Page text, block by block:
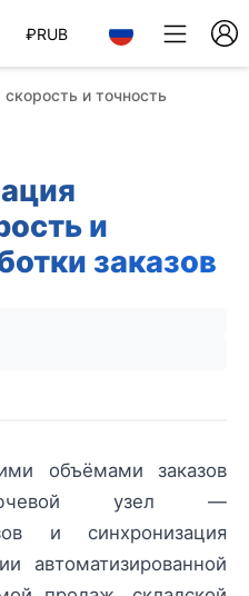
₽RUB
и точность
и
заказов
объёмами заказов
узел —
и синхронизация
автоматизированной